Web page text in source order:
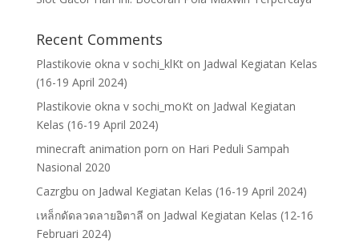
Recent Comments
Plastikovie okna v sochi_klKton Jadwal Kegiatan Kelas
(16-19 April 2024)
Plastikovie okna v sochi_moKton Jadwal Kegiatan
Kelas (16-19 April 2024)
minecraft animation porn on Hari Peduli Sampah
Nasional 2020
Cazrgbu on Jadwal Kegiatan Kelas (16-19 April 2024)
เหล็กดัดลวดลายอิตาลี on Jadwal Kegiatan Kelas (12-16
Februari 2024)